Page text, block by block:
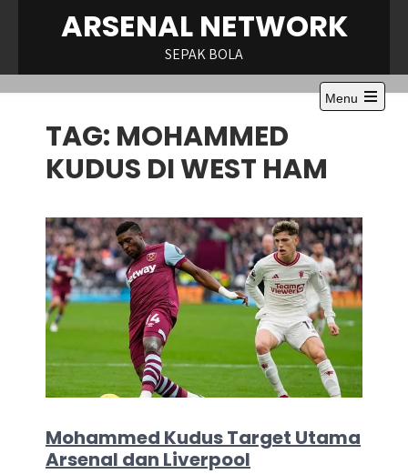
ARSENAL NETWORK
SEPAK BOLA
Menu
Open
TAG: MOHAMMED
KUDUS DI WEST HAM
Mohammed Kudus Target Utama
Arsenal dan Liverpool